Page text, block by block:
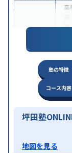
高
策
特徴
中
科
の
塾の特徴
コース内容
坪田塾
地図を見る